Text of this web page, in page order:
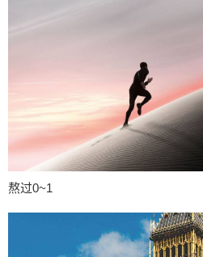
熬过0~1